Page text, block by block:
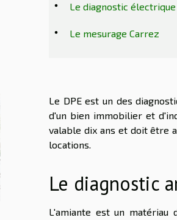
Le diagnostic électrique
Le mesurage Carrez
Le DPE est un des
d'un bien immobilier et
valable dix ans et doit être
locations.
Le diagnostic
L'amiante est un matériau